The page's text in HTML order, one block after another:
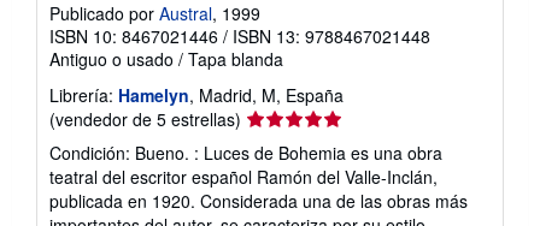
Publicado por Austral, 1999
ISBN 10: 8467021446 / ISBN 13: 9788467021448
Antiguo o usado / Tapa blanda
Librería: Hamelyn, Madrid, M, España
(vendedor de 5 estrellas) Calificación
del
vendedor:
5
de
Condición: Bueno. : Luces de Bohemia es una obra
teatral del escritor español Ramón del Valle-Inclán,
publicada en 1920. Considerada una de las obras más